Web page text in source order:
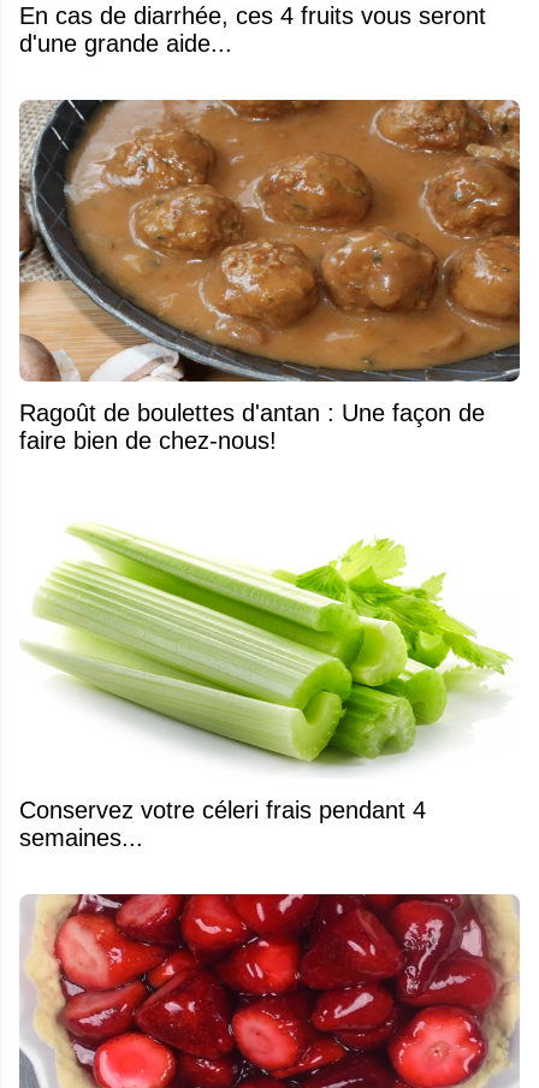
En cas de diarrhée, ces 4 fruits vous seront
d'une grande aide...
Ragoût de boulettes d'antan : Une façon de
faire bien de chez-nous!
Conservez votre céleri frais pendant 4
semaines...